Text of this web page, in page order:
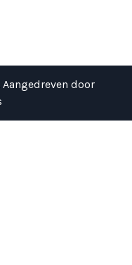
door